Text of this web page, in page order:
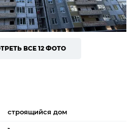
ВСЕ 12 ФОТО
строящийся дом